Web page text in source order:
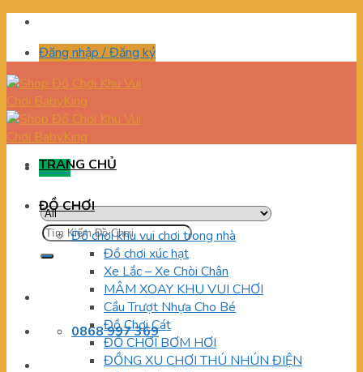
Skip
contentĐăng nhập / Đăng ký
Menu
Tìm
kiếm:
0868 997 369
TRANG CHỦ
ĐỒ CHƠI
Đồ chơi khu vui chơi trong nhà
Đồ chơi xúc hạt
Xe Lắc – Xe Chòi Chân
MÂM XOAY KHU VUI CHƠI
Cầu Trượt Nhựa Cho Bé
Đồ Chơi Cát
ĐỒ CHƠI BƠM HƠI
ĐỒNG XU CHƠI THÚ NHÚN ĐIỆN